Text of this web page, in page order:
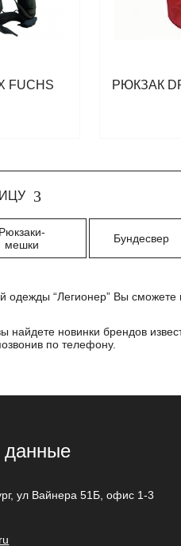
FUCHS РЮКЗАК
Рюкзаки-
мешки
Бундесвер
одежды “Легионер” Вы сможете
найдете новинки брендов
по телефону.
данные
,ул Вайнера 51Б, офис 1-3